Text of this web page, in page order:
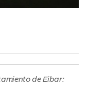
de Eibar: